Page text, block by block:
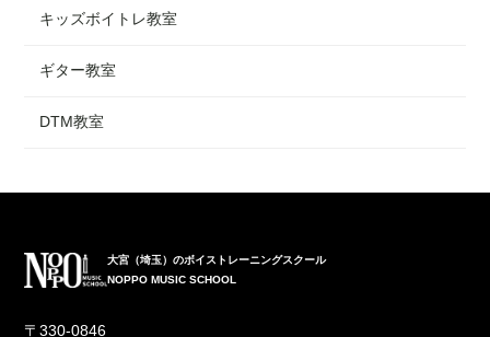
キッズボイトレ教室
ギター教室
DTM教室
大宮（埼玉）のボイストレーニングスクール
NOPPO MUSIC SCHOOL
〒330-0846